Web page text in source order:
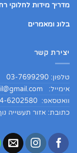
מדריך מידות לחלוקי
בלוג ומאמרים
יצירת קשר
טלפון: 03-7699290
אימייל:
וואטסאפ: 054-6202580
כתובת: אזור תעשייה